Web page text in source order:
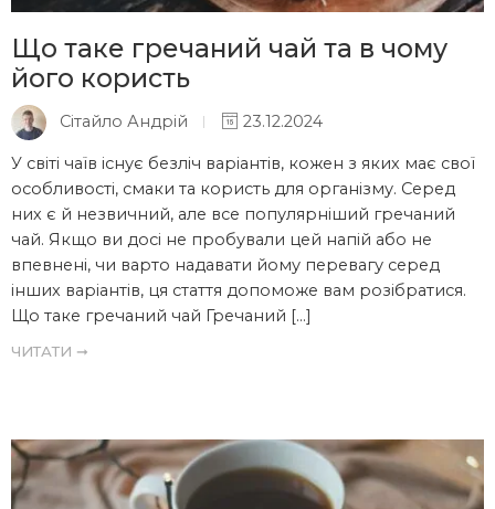
Що таке гречаний чай та в чому
його користь
Сітайло Андрій 23.12.2024
У світі чаїв існує безліч варіантів, кожен з яких має свої
особливості, смаки та користь для організму. Серед
них є й незвичний, але все популярніший гречаний
чай. Якщо ви досі не пробували цей напій або не
впевнені, чи варто надавати йому перевагу серед
інших варіантів, ця стаття допоможе вам розібратися.
Що таке гречаний чай Гречаний […]
ЧИТАТИ ➞